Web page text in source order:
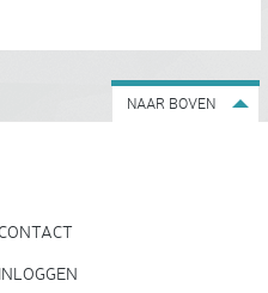
NAAR BOVEN
INLOGGEN